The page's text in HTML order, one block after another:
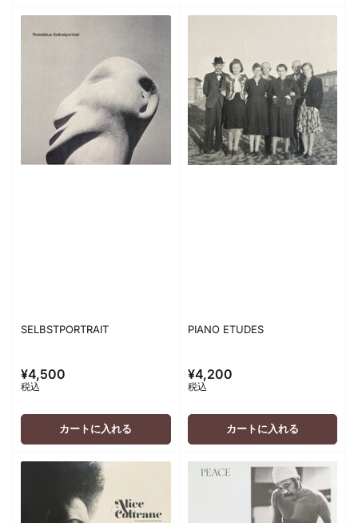
SELBSTPORTRAIT
通
常
価
¥4,500
税込
カートに入れる
PIANO ETUDES
通
常
価
¥4,200
税込
カートに入れる